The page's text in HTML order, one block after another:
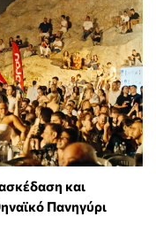
και
Πανηγύρι